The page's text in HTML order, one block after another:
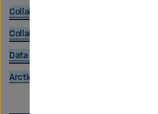
Collaborative Research Centre 1211
Collaborative Research Centre
Data Publication Server
Arctic Permafrost Geospatial Centre